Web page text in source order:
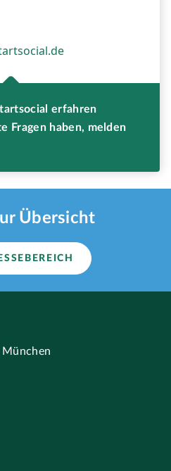
erfahren
Fragen haben, melden
Übersicht